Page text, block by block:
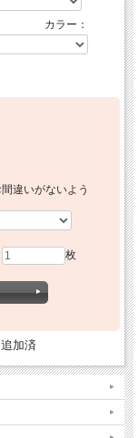
カラー：
違いがないよう
枚
加済